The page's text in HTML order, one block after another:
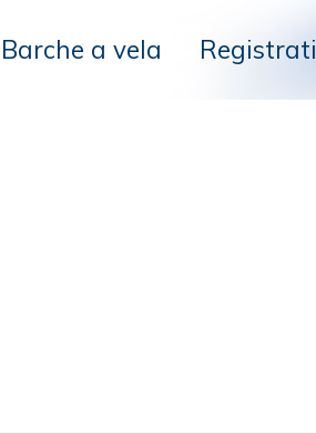
Barche a vela Registrati